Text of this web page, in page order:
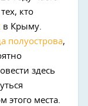
кто
в Крыму.
полуострова,
здесь
этого места.